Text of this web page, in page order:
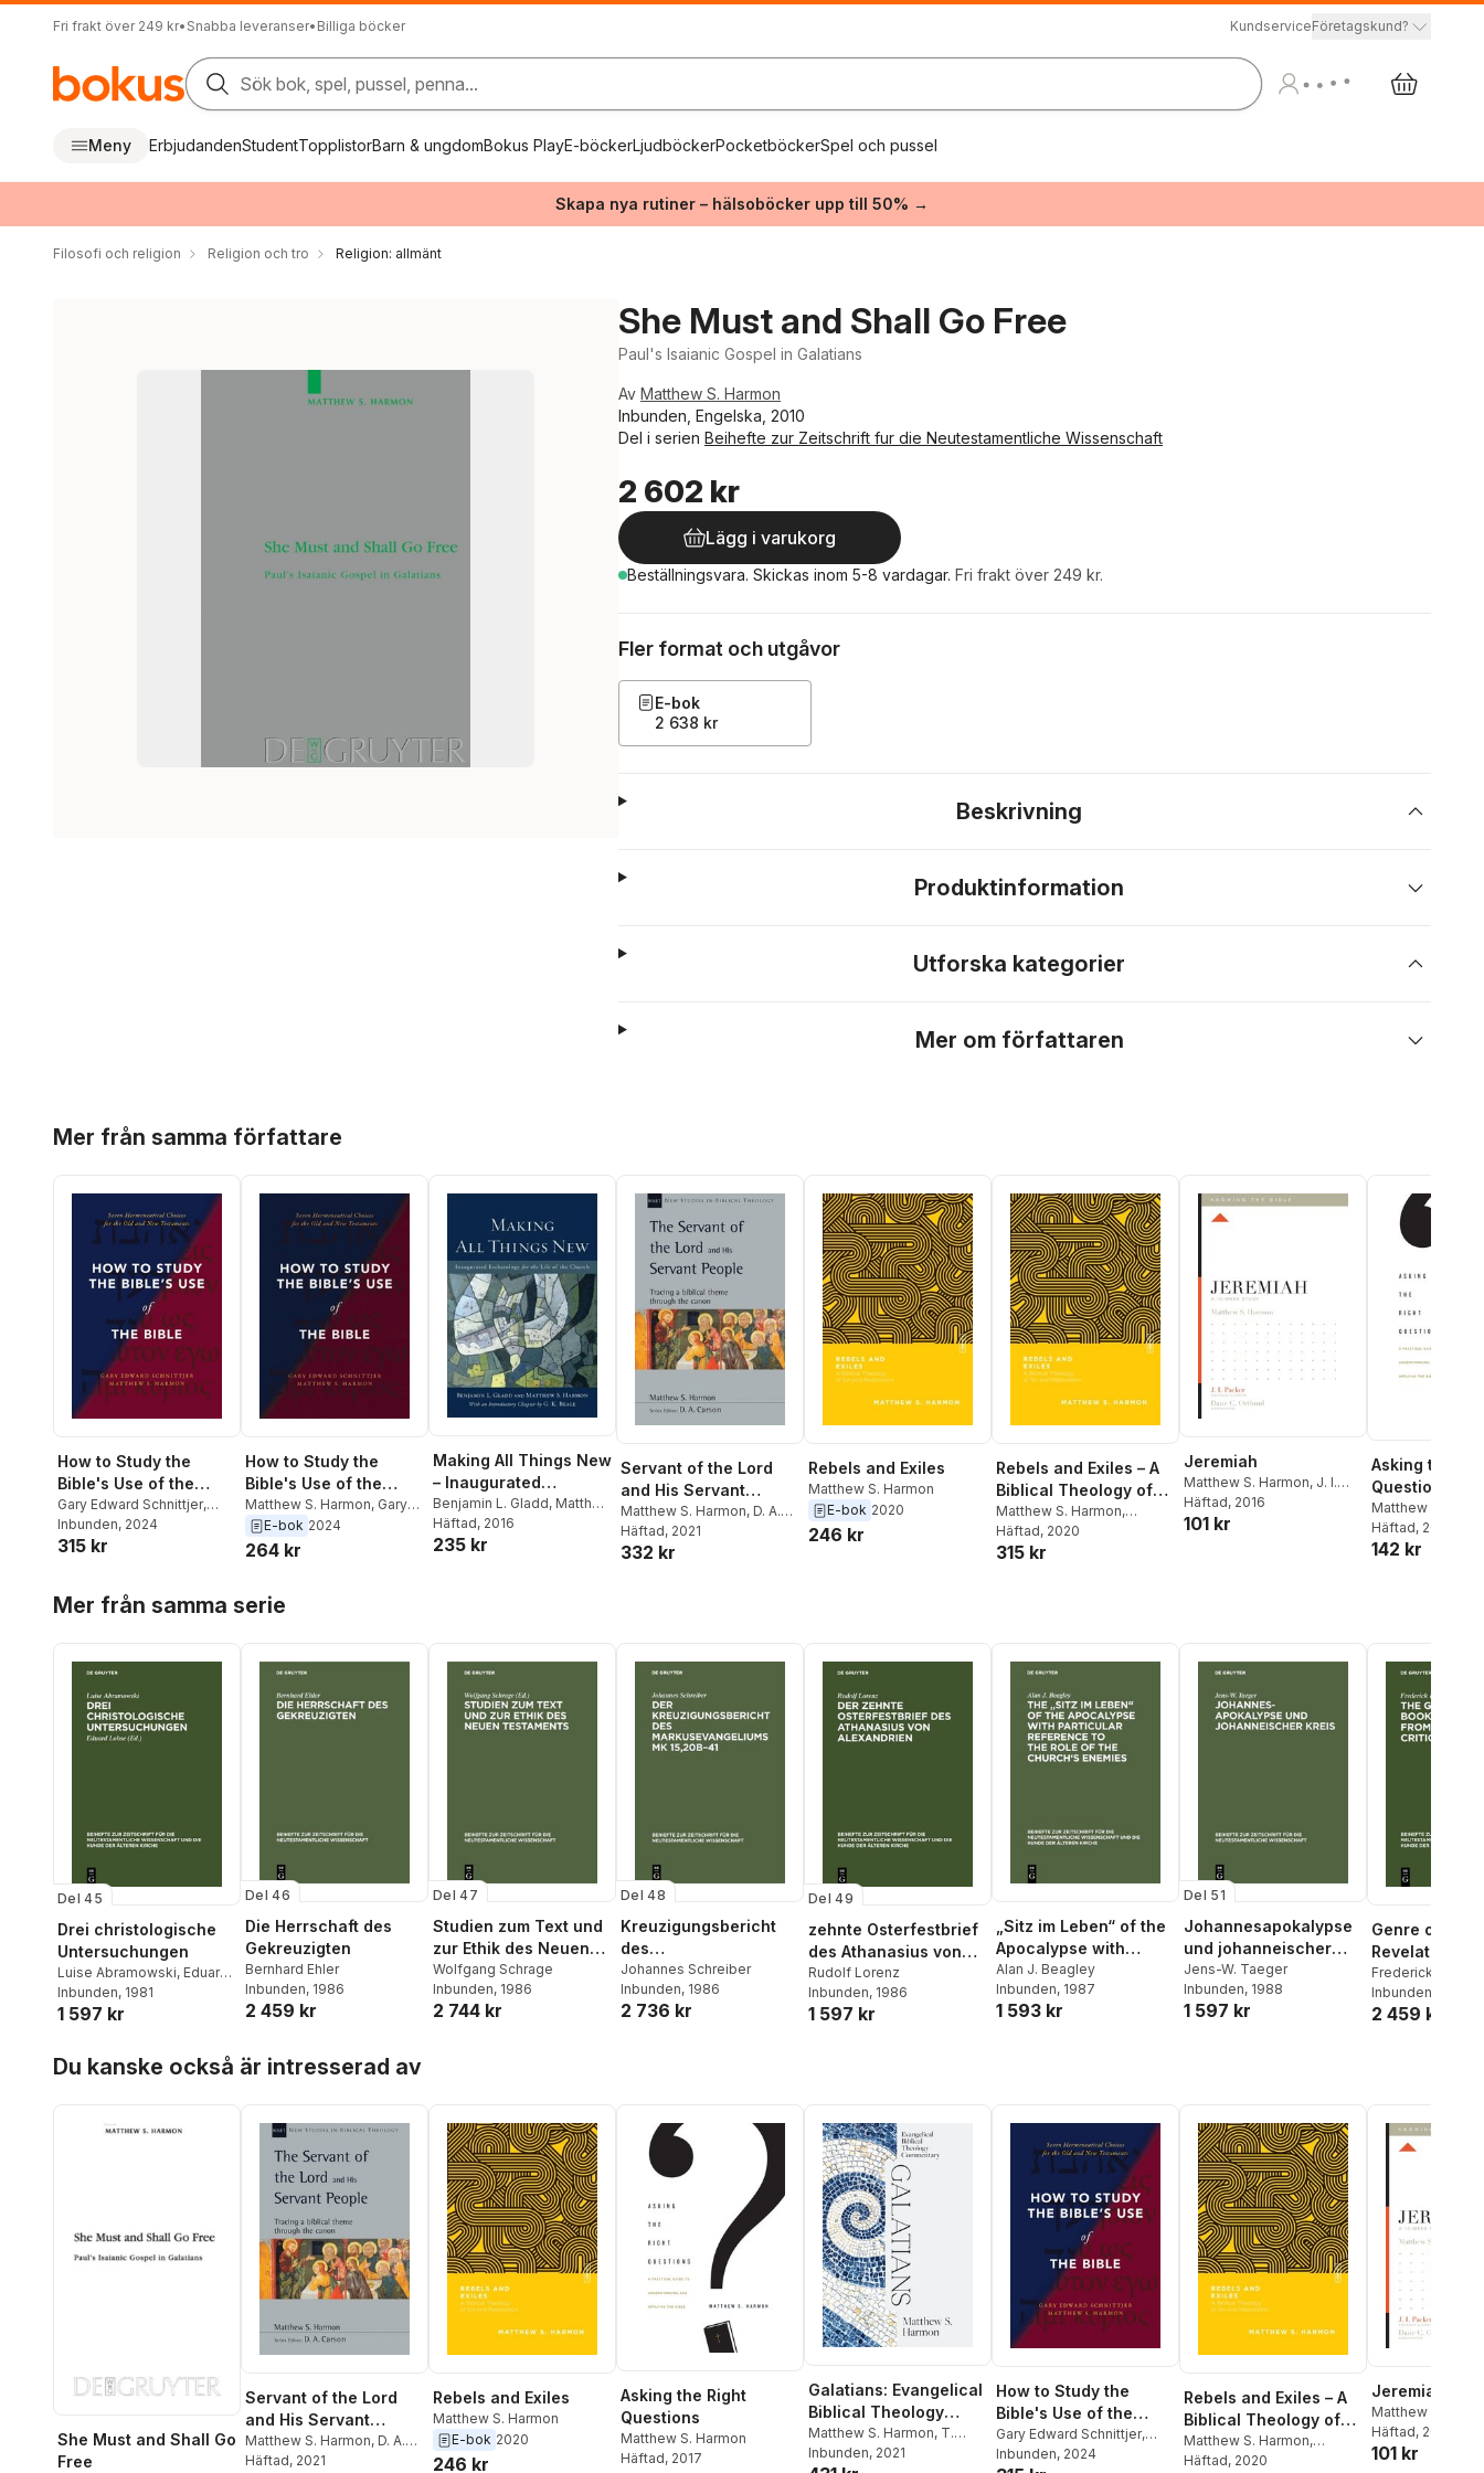
Fri frakt över 249 kr• Snabba leveranser• Billiga böcker KundserviceFöretagskund?
Sök bok, spel, pussel, penna...
Meny ErbjudandenStudentTopplistorBarn & ungdomBokus PlayE-böckerLjudböckerPocketböckerSpel och pussel
Skapa nya rutiner – hälsoböcker upp till 50% →
Filosofi och religion Religion och tro Religion: allmänt
She Must and Shall Go Free
Paul's Isaianic Gospel in Galatians
Av Matthew S. Harmon
Inbunden, Engelska, 2010
Del i serien Beihefte zur Zeitschrift fur die Neutestamentliche Wissenschaft
2 602 kr
Lägg i varukorg
Beställningsvara. Skickas inom 5-8 vardagar. Fri frakt över 249 kr.
Fler format och utgåvor
E-bok
2 638 kr
Beskrivning
Produktinformation
Utforska kategorier
Mer om författaren
Mer från samma författare
How to Study the
Bible's Use of the
Bible
Gary Edward Schnittjer,
Matthew S. Harmon
Inbunden, 2024
315 kr
How to Study the
Bible's Use of the
Bible
Matthew S. Harmon, Gary
Edward Schnittjer
E-bok 2024
264 kr
Making All Things New
– Inaugurated
Eschatology for the
Life of the Church
Benjamin L. Gladd, Matthew
S. Harmon,G. K. Beale
Häftad, 2016
235 kr
Servant of the Lord
and His Servant
People
Matthew S. Harmon, D. A.
Carson,D A Carson
Häftad, 2021
332 kr
Rebels and Exiles
Matthew S. Harmon
E-bok 2020
246 kr
Rebels and Exiles – A
Biblical Theology of
Sin and Restoration
Matthew S. Harmon,
Benjamin L. Gladd
Benjamin L. Gladd
Häftad, 2020
315 kr
Jeremiah
Matthew S. Harmon, J. I.
Packer, J I Packer
Ortlund
Häftad, 2016
101 kr
Asking the
Questions
Matthew S.
Häftad, 2017
142 kr
Mer från samma serie
Del 45
Drei christologische
Untersuchungen
Luise Abramowski, Eduard
Lohse
Inbunden, 1981
1 597 kr
Del 46
Die Herrschaft des
Gekreuzigten
Bernhard Ehler
Inbunden, 1986
2 459 kr
Del 47
Studien zum Text und
zur Ethik des Neuen
Testaments
Wolfgang Schrage
Inbunden, 1986
2 744 kr
Del 48
Kreuzigungsbericht
des
Markusevangeliums
Mk 15,20b–41
Johannes Schreiber
Inbunden, 1986
2 736 kr
Del 49
zehnte Osterfestbrief
des Athanasius von
Alexandrien
Rudolf Lorenz
Inbunden, 1986
1 597 kr
„Sitz im Leben“ of the
Apocalypse with
Particular Reference
to the Role of the
Church’s Enemies
Alan J. Beagley
Inbunden, 1987
1 593 kr
Del 51
Johannesapokalypse
und johanneischer
Kreis
Jens-W. Taeger
Inbunden, 1988
1 597 kr
Genre of the
Revelation
Source-
Perspective
Frederick David
Inbunden
2 459 kr
Du kanske också är intresserad av
She Must and Shall Go
Free
Servant of the Lord
and His Servant
People
Matthew S. Harmon, D. A.
Carson,D A Carson
Häftad, 2021
Rebels and Exiles
Matthew S. Harmon
E-bok 2020
246 kr
Asking the Right
Questions
Matthew S. Harmon
Häftad, 2017
Galatians: Evangelical
Biblical Theology
Commentar y
Matthew S. Harmon, T.
Desmond Alexander
Inbunden, 2021
How to Study the
Bible's Use of the
Bible
Gary Edward Schnittjer,
Matthew S. Harmon
Inbunden, 2024
Rebels and Exiles – A
Biblical Theology of
Sin and Restoration
Matthew S. Harmon,
Benjamin L. Gladd
Häftad, 2020
Jeremiah
Matthew S.
Packer, J I
Ortlund
Häftad, 2016
101 kr